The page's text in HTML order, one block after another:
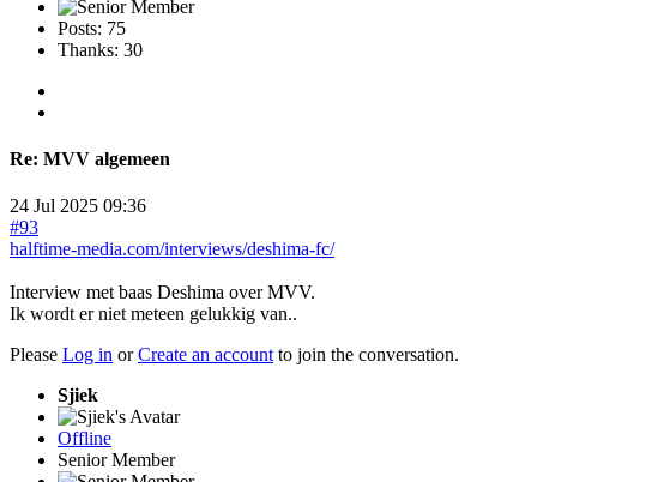
Posts: 75
Thanks: 30
Re: MVV algemeen
24 Jul 2025 09:36
#93
halftime-media.com/interviews/deshima-fc/
Interview met baas Deshima over MVV.
Ik wordt er niet meteen gelukkig van..
Please Log in orCreate an accountto join the conversation.
Sjiek
Offline
Senior Member